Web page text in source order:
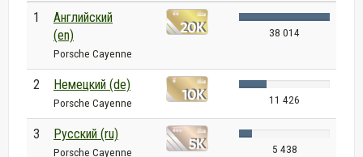
1
Английский
(en)
Porsche Cayenne
38 014
2 Немецкий (de)
Porsche Cayenne 11 426
3 Русский (ru)
Porsche Cayenne 5 438